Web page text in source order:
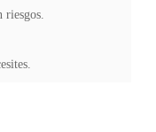
riesgos.